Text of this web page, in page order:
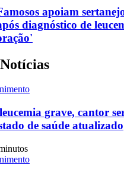
apoiam
diagnóstico de
grave, cantor
de saúde atualizado